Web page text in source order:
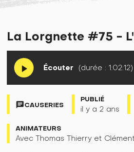
La Lorgnette #75 -
play_arrow Écouter (durée : 1:02:12)
chatCAUSERIES
PUBLIÉ
il y a 2 ans
ANIMATEURS
Avec Thomas Thierry et